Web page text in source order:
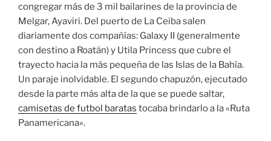
congregar más de 3 mil bailarines de la provincia de
Melgar, Ayaviri. Del puerto de La Ceiba salen
diariamente dos compañías: Galaxy II (generalmente
con destino a Roatán) y Utila Princess que cubre el
trayecto hacia la más pequeña de las Islas de la Bahía.
Un paraje inolvidable. El segundo chapuzón, ejecutado
desde la parte más alta de la que se puede saltar,
camisetas de futbol baratas tocaba brindarlo a la «Ruta
Panamericana».